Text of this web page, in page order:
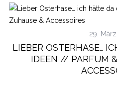
29.
LIEBER OSTERHASE…
IDEEN // PARFUM